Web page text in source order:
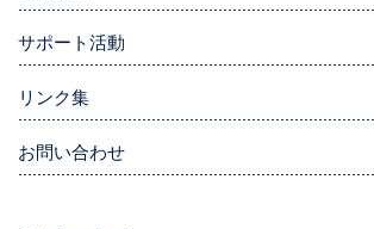
サポート活動
リンク集
お問い合わせ